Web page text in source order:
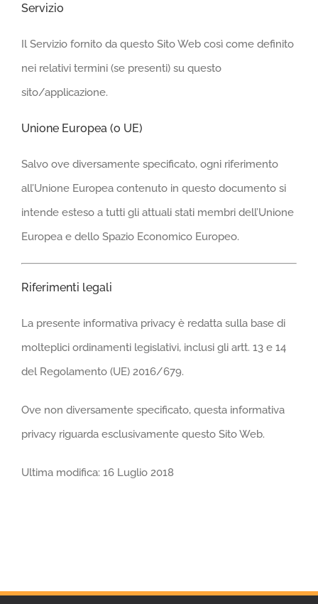
Servizio
Il Servizio fornito da questo Sito Web così come definito
nei relativi termini (se presenti) su questo
sito/applicazione.
Unione Europea (o UE)
Salvo ove diversamente specificato, ogni riferimento
all’Unione Europea contenuto in questo documento si
intende esteso a tutti gli attuali stati membri dell’Unione
Europea e dello Spazio Economico Europeo.
Riferimenti legali
La presente informativa privacy è redatta sulla base di
molteplici ordinamenti legislativi, inclusi gli artt. 13 e 14
del Regolamento (UE) 2016/679.
Ove non diversamente specificato, questa informativa
privacy riguarda esclusivamente questo Sito Web.
Ultima modifica: 16 Luglio 2018